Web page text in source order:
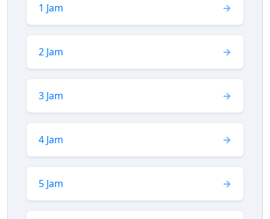
1 Jam
2 Jam
3 Jam
4 Jam
5 Jam